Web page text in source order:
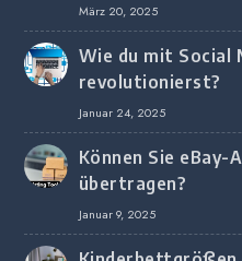
März 20, 2025
Wie du mit Social
revolutionierst?
Januar 24, 2025
Können Sie eBay-
übertragen?
Januar 9, 2025